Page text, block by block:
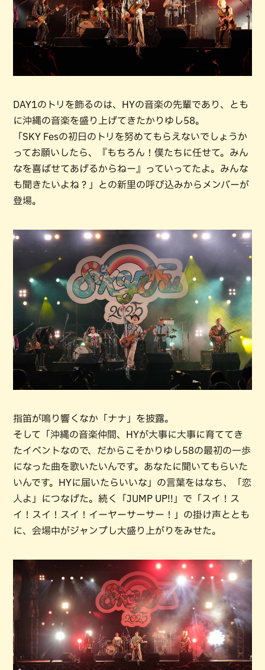
DAY1のトリを飾るのは、HYの音楽の先輩であり、とも
に沖縄の音楽を盛り上げてきたかりゆし58。
「SKY Fesの初日のトリを努めてもらえないでしょうか
ってお願いしたら、『もちろん！僕たちに任せて。みん
なを喜ばせてあげるからねー』っていってたよ。みんな
も聞きたいよね？」との新里の呼び込みからメンバーが
登場。
指笛が鳴り響くなか「ナナ」を披露。
そして「沖縄の音楽仲間、HYが大事に大事に育ててき
たイベントなので、だからこそかりゆし58の最初の一歩
になった曲を歌いたいんです。あなたに聞いてもらいた
いんです。HYに届いたらいいな」の言葉をはなち、「恋
人よ」につなげた。続く「JUMP UP!!」で「スイ！ス
イ！スイ！スイ！イーヤーサーサー！」の掛け声ととも
に、会場中がジャンプし大盛り上がりをみせた。